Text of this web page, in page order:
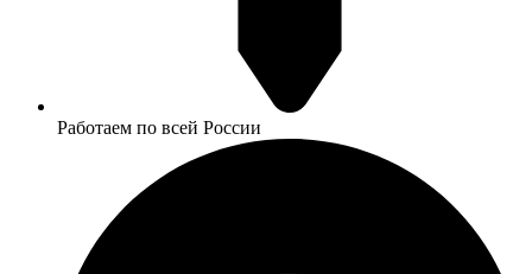
Работаем по всей России